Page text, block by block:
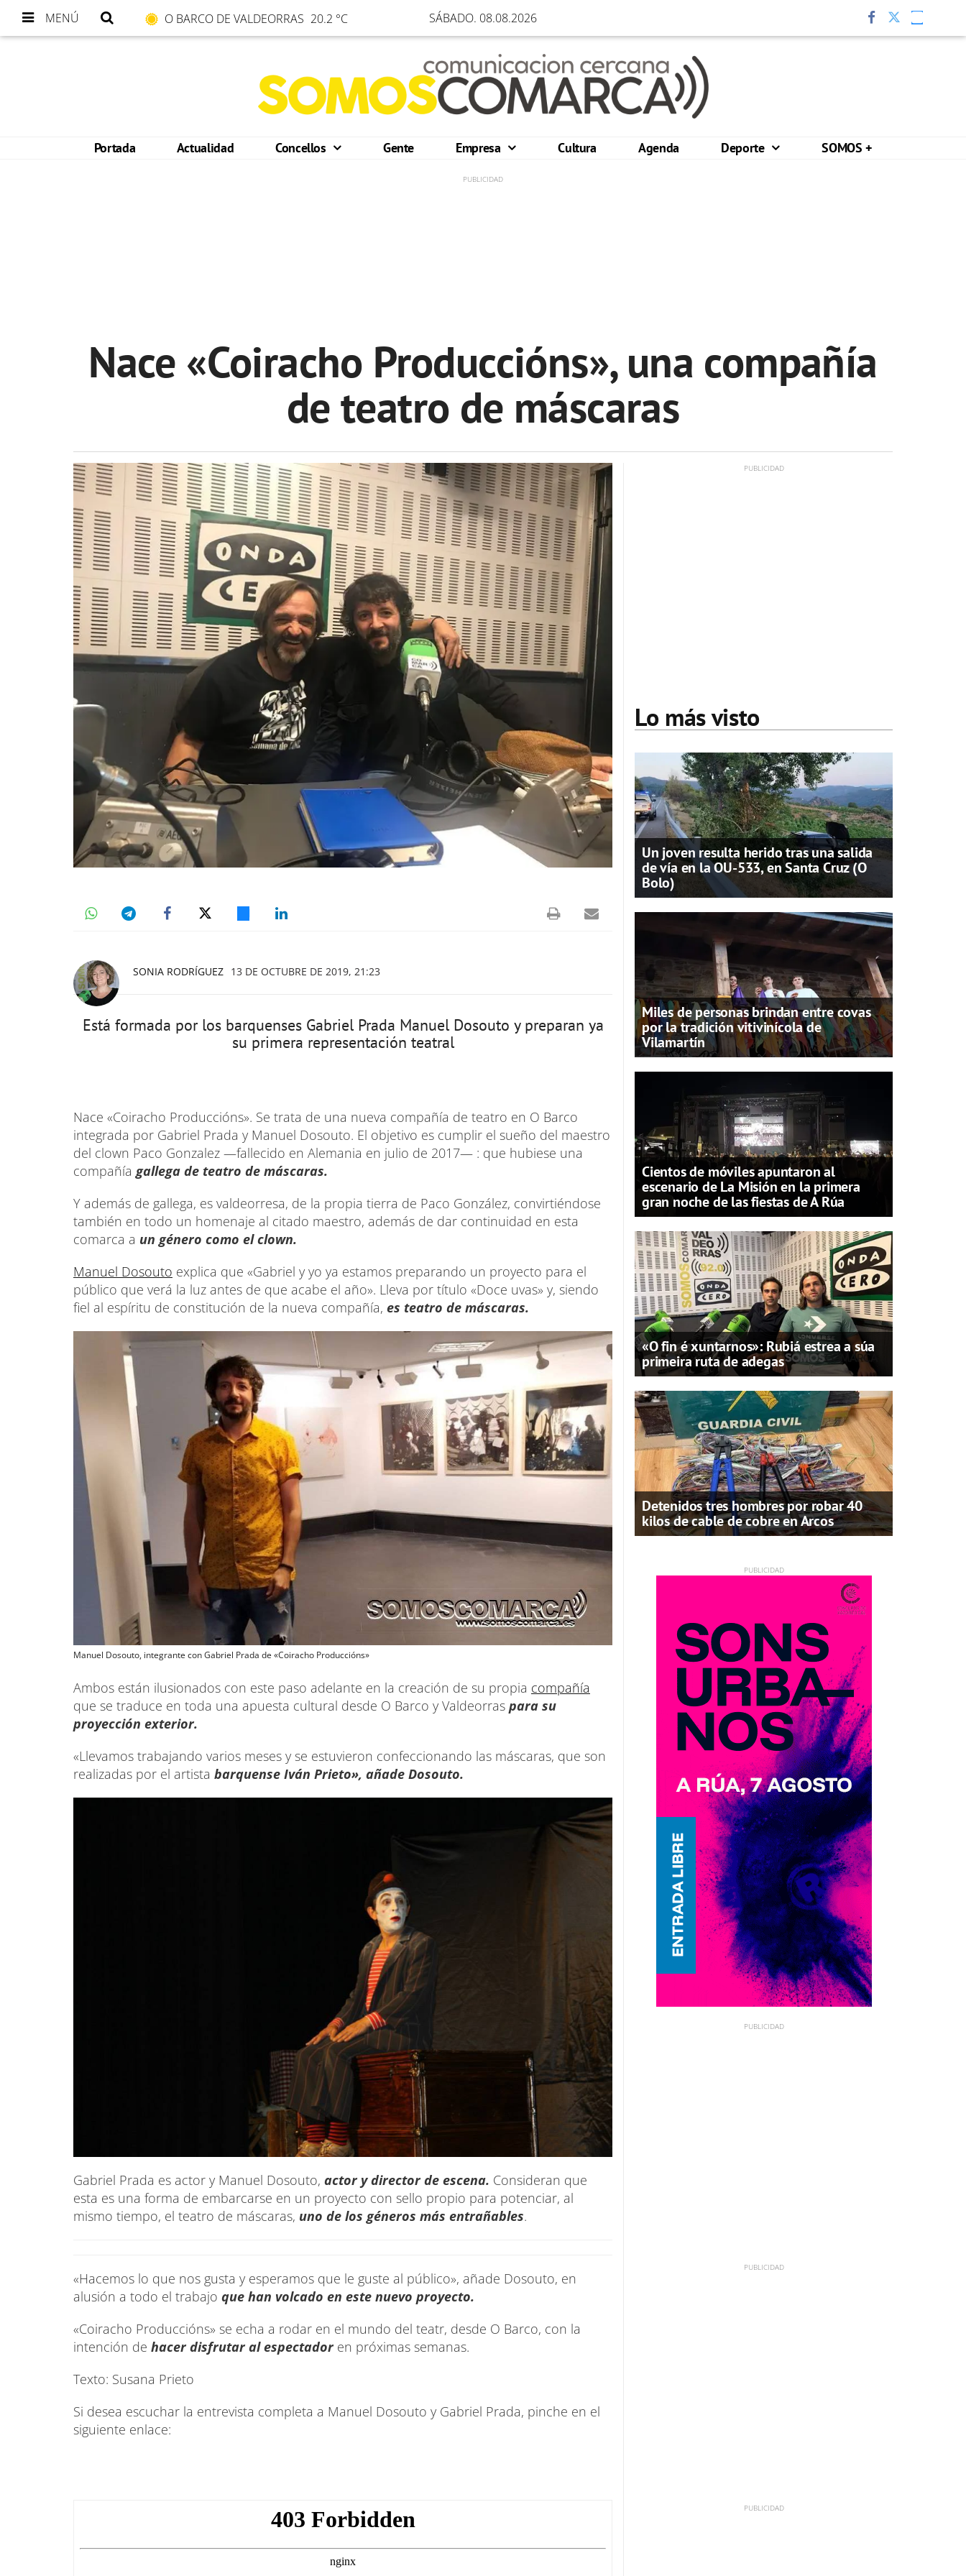
MENÚ O BARCO DE VALDEORRAS 20.2 °C SÁBADO. 08.08.2026
Portada Actualidad Concellos Gente Empresa Cultura Agenda Deporte SOMOS +
Nace «Coiracho Produccións», una compañía
de teatro de máscaras
SONIA RODRÍGUEZ 13 DE OCTUBRE DE 2019, 21:23
Está formada por los barquenses Gabriel Prada Manuel Dosouto y preparan ya
su primera representación teatral
Nace «Coiracho Produccións». Se trata de una nueva compañía de teatro en O Barco
integrada por Gabriel Prada y Manuel Dosouto. El objetivo es cumplir el sueño del maestro
del clown Paco Gonzalez —fallecido en Alemania en julio de 2017— : que hubiese una
compañía gallega de teatro de máscaras.
Y además de gallega, es valdeorresa, de la propia tierra de Paco González, convirtiéndose
también en todo un homenaje al citado maestro, además de dar continuidad en esta
comarca a un género como el clown.
Manuel Dosouto explica que «Gabriel y yo ya estamos preparando un proyecto para el
público que verá la luz antes de que acabe el año». Lleva por título «Doce uvas» y, siendo
fiel al espíritu de constitución de la nueva compañía, es teatro de máscaras.
Manuel Dosouto, integrante con Gabriel Prada de «Coiracho Produccións»
Ambos están ilusionados con este paso adelante en la creación de su propia compañía
que se traduce en toda una apuesta cultural desde O Barco y Valdeorras para su
proyección exterior.
«Llevamos trabajando varios meses y se estuvieron confeccionando las máscaras, que son
realizadas por el artista barquense Iván Prieto», añade Dosouto.
Gabriel Prada es actor y Manuel Dosouto, actor y director de escena. Consideran que
esta es una forma de embarcarse en un proyecto con sello propio para potenciar, al
mismo tiempo, el teatro de máscaras, uno de los géneros más entrañables.
«Hacemos lo que nos gusta y esperamos que le guste al público», añade Dosouto, en
alusión a todo el trabajo que han volcado en este nuevo proyecto.
«Coiracho Produccións» se echa a rodar en el mundo del teatr, desde O Barco, con la
intención de hacer disfrutar al espectadoren próximas semanas.
Texto: Susana Prieto
Si desea escuchar la entrevista completa a Manuel Dosouto y Gabriel Prada, pinche en el
siguiente enlace:
Lo más visto
Un joven resulta herido tras una salida
de vía en la OU-533, en Santa Cruz (O
Bolo)
Miles de personas brindan entre covas
por la tradición vitivinícola de
Vilamartín
Cientos de móviles apuntaron al
escenario de La Misión en la primera
gran noche de las fiestas de A Rúa
«O fin é xuntarnos»: Rubiá estrea a súa
primeira ruta de adegas
Detenidos tres hombres por robar 40
kilos de cable de cobre en Arcos